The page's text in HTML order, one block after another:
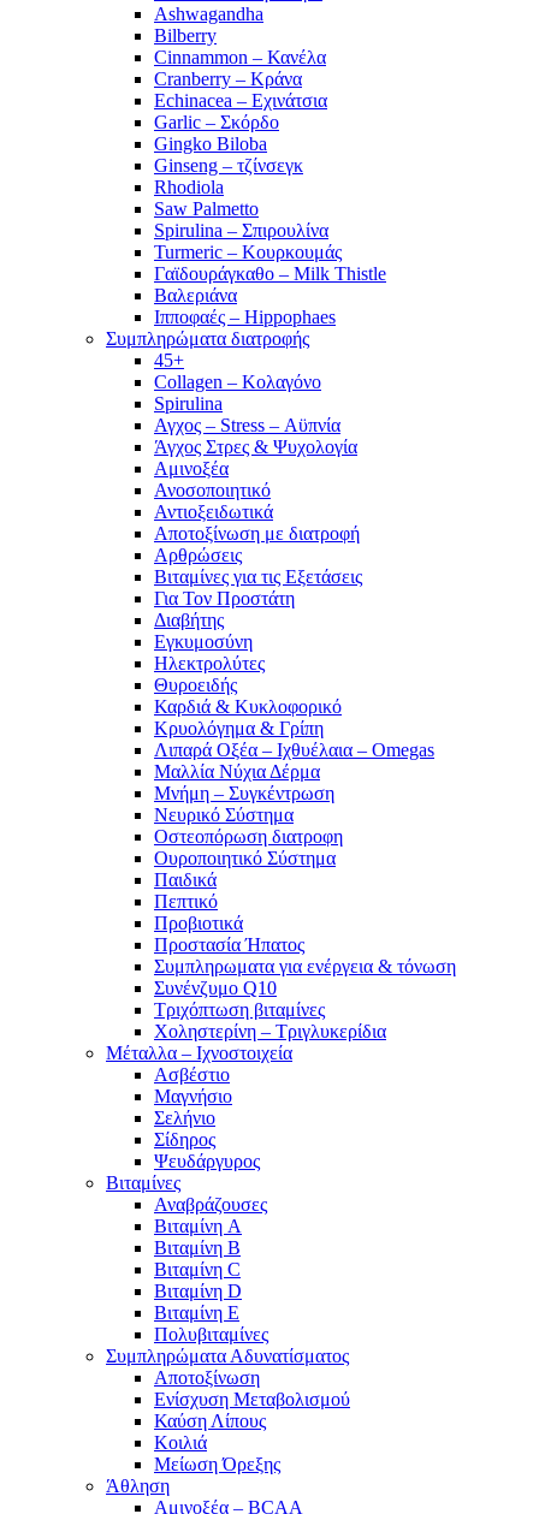
Ashwagandha
Bilberry
Cinnammon – Κανέλα
Cranberry – Κράνα
Echinacea – Εχινάτσια
Garlic – Σκόρδο
Gingko Biloba
Ginseng – τζίνσεγκ
Rhodiola
Saw Palmetto
Spirulina – Σπιρουλίνα
Turmeric – Κουρκουμάς
Γαϊδουράγκαθο – Milk Thistle
Βαλεριάνα
Ιπποφαές – Hippophaes
Συμπληρώματα διατροφής
45+
Collagen – Κολαγόνο
Spirulina
Αγχος – Stress – Αϋπνία
Άγχος Στρες & Ψυχολογία
Αμινοξέα
Ανοσοποιητικό
Αντιοξειδωτικά
Αποτοξίνωση με διατροφή
Αρθρώσεις
Βιταμίνες για τις Εξετάσεις
Για Τον Προστάτη
Διαβήτης
Εγκυμοσύνη
Ηλεκτρολύτες
Θυροειδής
Καρδιά & Κυκλοφορικό
Κρυολόγημα & Γρίπη
Λιπαρά Οξέα – Ιχθυέλαια – Omegas
Μαλλία Νύχια Δέρμα
Μνήμη – Συγκέντρωση
Νευρικό Σύστημα
Οστεοπόρωση διατροφη
Ουροποιητικό Σύστημα
Παιδικά
Πεπτικό
Προβιοτικά
Προστασία Ήπατος
Συμπληρωματα για ενέργεια & τόνωση
Συνένζυμο Q10
Τριχόπτωση βιταμίνες
Χοληστερίνη – Τριγλυκερίδια
Μέταλλα – Ιχνοστοιχεία
Ασβέστιο
Μαγνήσιο
Σελήνιο
Σίδηρος
Ψευδάργυρος
Βιταμίνες
Αναβράζουσες
Βιταμίνη A
Βιταμίνη B
Βιταμίνη C
Βιταμίνη D
Βιταμίνη E
Πολυβιταμίνες
Συμπληρώματα Αδυνατίσματος
Αποτοξίνωση
Ενίσχυση Μεταβολισμού
Καύση Λίπους
Κοιλιά
Μείωση Όρεξης
Άθληση
Αμινοξέα – BCAA